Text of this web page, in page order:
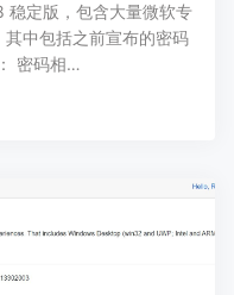
定版，包含大量微软专
中包括之前宣布的密码
密码相…